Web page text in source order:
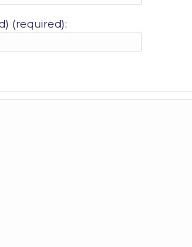
(required):